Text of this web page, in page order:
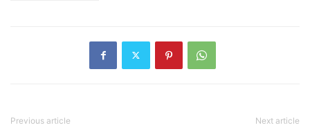
Previous article Next article